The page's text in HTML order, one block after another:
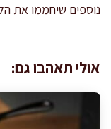
נוספים שיחממו את
אולי תאהבו גם: